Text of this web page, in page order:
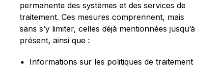
permanente des systèmes et des services de
traitement. Ces mesures comprennent, mais
sans s’y limiter, celles déjà mentionnées jusqu’à
présent, ainsi que :
Informations sur les politiques de traitement